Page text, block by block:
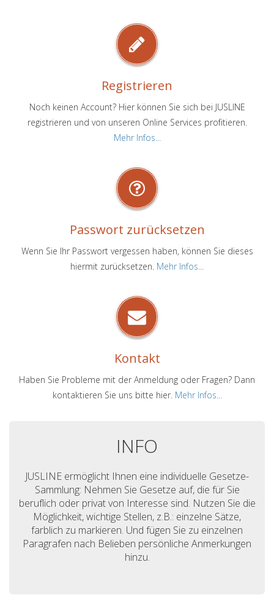
Registrieren
Noch keinen Account? Hier können Sie sich bei JUSLINE
registrieren und von unseren Online Services profitieren.
Mehr Infos...
Passwort zurücksetzen
Wenn Sie Ihr Passwort vergessen haben, können Sie dieses
hiermit zurücksetzen. Mehr Infos...
Kontakt
Haben Sie Probleme mit der Anmeldung oder Fragen? Dann
kontaktieren Sie uns bitte hier. Mehr Infos...
INFO
JUSLINE ermöglicht Ihnen eine individuelle Gesetze-
Sammlung: Nehmen Sie Gesetze auf, die für Sie
beruflich oder privat von Interesse sind. Nutzen Sie die
Möglichkeit, wichtige Stellen, z.B.: einzelne Sätze,
farblich zu markieren. Und fügen Sie zu einzelnen
Paragrafen nach Belieben persönliche Anmerkungen
hinzu.